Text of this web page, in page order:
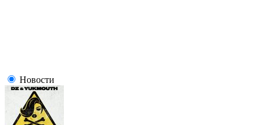
Новости